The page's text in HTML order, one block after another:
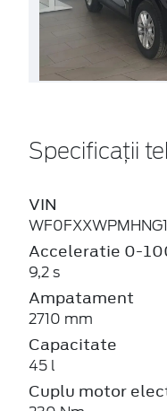
Specificații
VIN
Acceleratie 0-
9,2 s
Ampatament
2710 mm
Capacitate
45 l
Cuplu motor